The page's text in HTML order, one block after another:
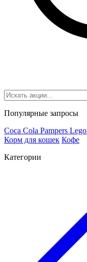
Популярные запросы
Coca Cola Pampers Lego
Корм для кошек Кофе
Категории